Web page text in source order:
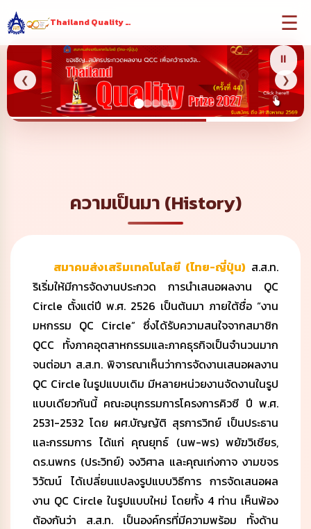
Thailand Quality Prize ☰
❮ ❯
⏸
ความเป็นมา (History)
สมาคมส่งเสริมเทคโนโลยี (ไทย-ญี่ปุ่น) ส.ส.ท.
ริเริ่มให้มีการจัดงานประกวด การนำเสนอผลงาน QC
Circle ตั้งแต่ปี พ.ศ. 2526 เป็นต้นมา ภายใต้ชื่อ “งาน
มหกรรม QC Circle” ซึ่งได้รับความสนใจจากสมาชิก
QCC ทั้งภาคอุตสาหกรรมและภาคธุรกิจเป็นจำนวนมาก
จนต่อมา ส.ส.ท. พิจารณาเห็นว่าการจัดงานเสนอผลงาน
QC Circle ในรูปแบบเดิม มีหลายหน่วยงานจัดงานในรูป
แบบเดียวกันนี้ คณะอนุกรรมการโครงการคิวซี ปี พ.ศ.
2531-2532 โดย ผศ.บัญญัติ สุรการวิทย์ เป็นประธาน
และกรรมการ ได้แก่ คุณยุทธ์ (นพ-พร) พยัฆวิเชียร,
ดร.นพกร (ประวิทย์) จงวิศาล และคุณเก่งกาจ งามขจร
วิวัฒน์ ได้เปลี่ยนแปลงรูปแบบวิธีการ การจัดเสนอผล
งาน QC Circle ในรูปแบบใหม่ โดยทั้ง 4 ท่าน เห็นพ้อง
ต้องกันว่า ส.ส.ท. เป็นองค์กรที่มีความพร้อม ทั้งด้าน